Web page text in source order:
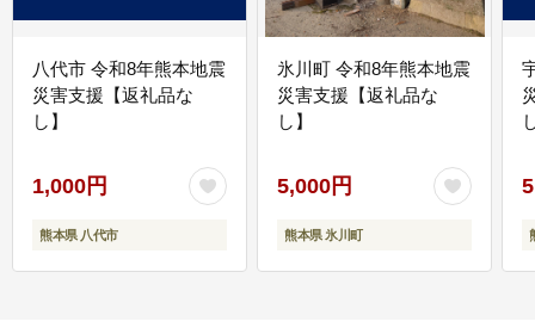
八代市 令和8年熊本地震
災害支援【返礼品な
し】
1,000円
熊本県 八代市
氷川町 令和8年熊本地震
災害支援【返礼品な
し】
5,000円
熊本県 氷川町